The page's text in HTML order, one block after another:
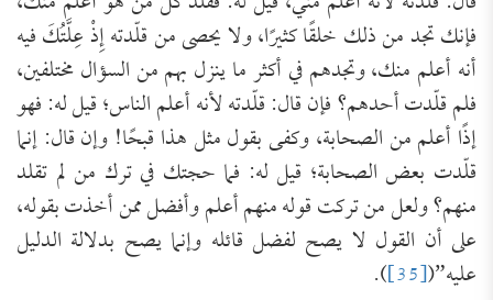
فإنك تجد من ذلك خلقًا كثيرًا، ولا يحصى من قلّدته إِذْ عِلَّتُكَ فيه
أنه أعلم منك، وتجدهم في أكثر ما ينزل بهم من السؤال مختلفين،
فلم قلّدت أحدهم؟ فإن قال: قلّدته لأنه أعلم الناس؛ قيل له: فهو
إذًا أعلم من الصحابة، وكفى بقول مثل هذا قبحًا! وإن قال: إنما
قلّدت بعض الصحابة؛ قيل له: فما حجتك في ترك من لم تقلد
منهم؟ ولعل من تركت قوله منهم أعلم وأفضل ممن أخذت بقوله،
على أن القول لا يصح لفضل قائله وإنما يصح بدلالة الدليل
عليه”([35]
).